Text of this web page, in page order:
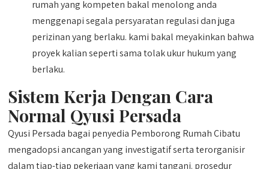
rumah yang kompeten bakal menolong anda
menggenapi segala persyaratan regulasi dan juga
perizinan yang berlaku. kami bakal meyakinkan bahwa
proyek kalian seperti sama tolak ukur hukum yang
berlaku.
Sistem Kerja Dengan Cara
Normal Qyusi Persada
Qyusi Persada bagai penyedia Pemborong Rumah Cibatu
mengadopsi ancangan yang investigatif serta terorganisir
dalam tiap-tiap pekerjaan yang kami tangani. prosedur